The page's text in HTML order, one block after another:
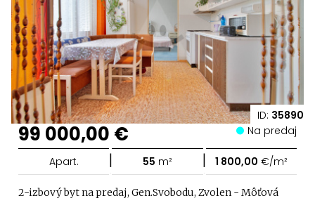
ID: 35890
99 000,00 € Na predaj
Apart. | 55 m² | 1 800,00 €/m²
2-izbový byt na predaj, Gen.Svobodu, Zvolen - Môťová